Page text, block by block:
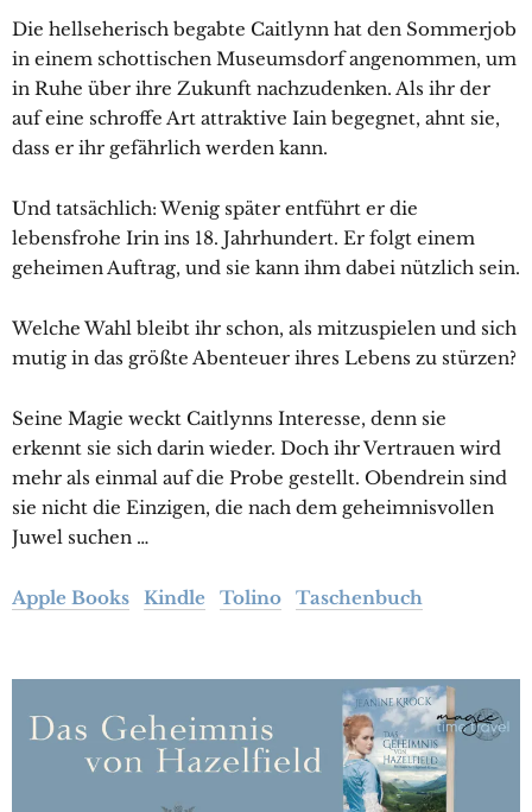
Die hellseherisch begabte Caitlynn hat den Sommerjob
in einem schottischen Museumsdorf angenommen, um
in Ruhe über ihre Zukunft nachzudenken. Als ihr der
auf eine schroffe Art attraktive Iain begegnet, ahnt sie,
dass er ihr gefährlich werden kann.
Und tatsächlich: Wenig später entführt er die
lebensfrohe Irin ins 18. Jahrhundert. Er folgt einem
geheimen Auftrag, und sie kann ihm dabei nützlich sein.
Welche Wahl bleibt ihr schon, als mitzuspielen und sich
mutig in das größte Abenteuer ihres Lebens zu stürzen?
Seine Magie weckt Caitlynns Interesse, denn sie
erkennt sie sich darin wieder. Doch ihr Vertrauen wird
mehr als einmal auf die Probe gestellt. Obendrein sind
sie nicht die Einzigen, die nach dem geheimnisvollen
Juwel suchen …
Apple Books Kindle Tolino Taschenbuch